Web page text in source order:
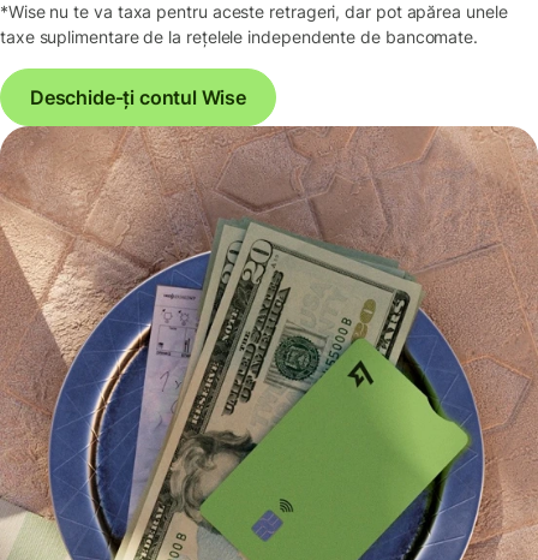
*Wise nu te va taxa pentru aceste retrageri, dar pot apărea unele
taxe suplimentare de la rețelele independente de bancomate.
Deschide-ți contul Wise